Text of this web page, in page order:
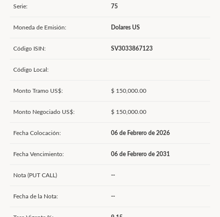
Serie: 75
Moneda de Emisión: Dolares US
Código ISIN: SV3033867123
Código Local:
Monto Tramo US$: $ 150,000.00
Monto Negociado US$: $ 150,000.00
Fecha Colocación: 06 de Febrero de 2026
Fecha Vencimiento: 06 de Febrero de 2031
Nota (PUT CALL) --
Fecha de la Nota: --